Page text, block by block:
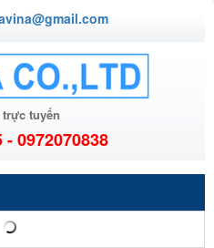
tuyến
- 0972070838